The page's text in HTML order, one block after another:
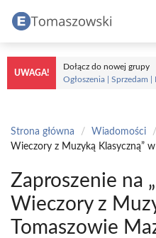
treści
UWAGA!
Dołącz do nowej grupy
Ogłoszenia | Sprzedam
Strona główna / Wiadomości /
Wieczory z Muzyką Klasyczną”
Zaproszenie na
Wieczory z
Tomaszowie